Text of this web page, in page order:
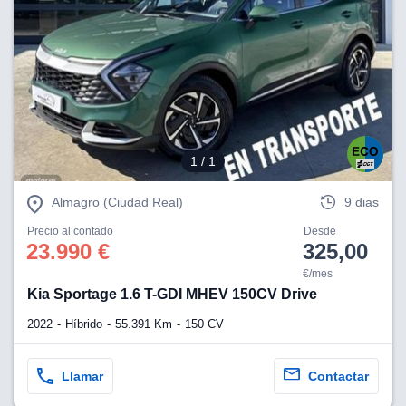
nuestra
seguir
con
de
a la web
ya
que nos
en el sitio
para
mismo.
más
nuestra
y
ACEPTAR
CONTINUAR
CONFIGURACIÓN
RECHAZAR
1 / 1
Almagro (Ciudad Real) 9 dias
Precio al contado
23.990 €
Desde
325,00
€/mes
Kia Sportage 1.6 T-GDI MHEV 150CV Drive
2022 Híbrido 55.391 Km 150 CV
Llamar Contactar